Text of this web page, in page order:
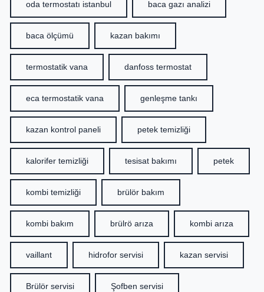
oda termostatı istanbul baca gazı analizi
baca ölçümü kazan bakımı
termostatik vana danfoss termostat
eca termostatik vana genleşme tankı
kazan kontrol paneli petek temizliği
kalorifer temizliği tesisat bakımı petek
kombi temizliği brülör bakım
kombi bakım brülrö arıza kombi arıza
vaillant hidrofor servisi kazan servisi
Brülör servisi Şofben servisi